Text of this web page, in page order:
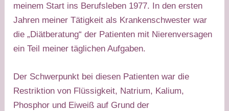
meinem Start ins Berufsleben 1977. In den ersten
Jahren meiner Tätigkeit als Krankenschwester war
die „Diätberatung“ der Patienten mit Nierenversagen
ein Teil meiner täglichen Aufgaben.
Der Schwerpunkt bei diesen Patienten war die
Restriktion von Flüssigkeit, Natrium, Kalium,
Phosphor und Eiweiß auf Grund der